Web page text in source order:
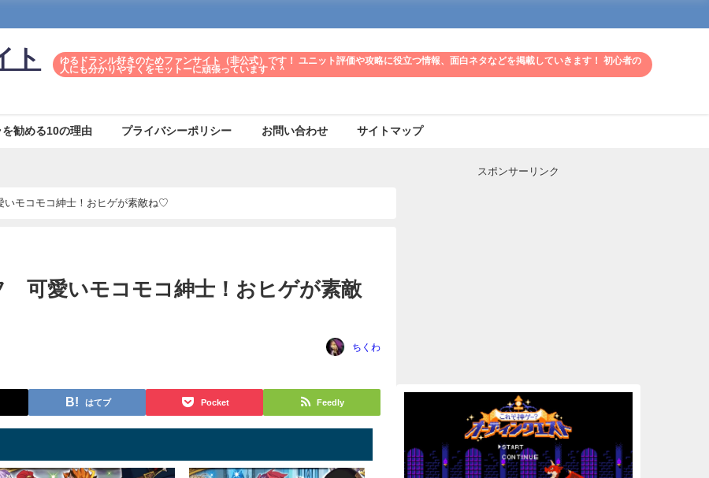
ト
ゆるドラシル好きのためファンサイト（非公式）です！ ユニット評価や攻略に役立つ情報、面白ネタなどを掲載していきます！ 初心者の
人にも分かりやすくをモットーに頑張っています＾＾
勧める10の理由 プライバシーポリシー お問い合わせ サイトマップ
モコモコ紳士！おヒゲが素敵ね♡
可愛いモコモコ紳士！おヒゲが素敵
ちくわ
はてブ Pocket Feedly
スポンサーリンク